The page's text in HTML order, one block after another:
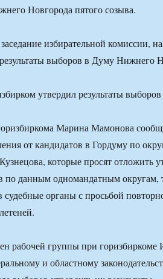
Новгорода пятого созыва.
избирательной комиссии,
выборов в Думу Нижнего
Марина Мамонова
от кандидатов в Гордуму по
которые просят отложить
по данным одномандатным округам,
судебные органы с просьбой
рабочей группы при
и областному